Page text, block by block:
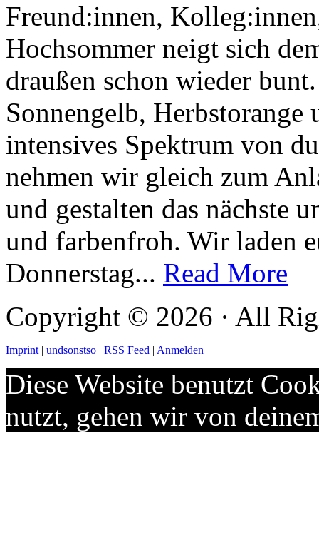
Freund:innen,
Hochsommer neigt sich
draußen schon wieder
Sonnengelb,
intensives Spektrum von
nehmen wir gleich zum
und gestalten das nächste
und farbenfroh. Wir laden
Donnerstag... Read More
Copyright © 2026 · All
Imprint| undsonstso | RSS Feed | Anmelden
Diese Website benutzt
nutzt, gehen wir von